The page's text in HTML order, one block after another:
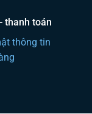
thanh toán
thông tin